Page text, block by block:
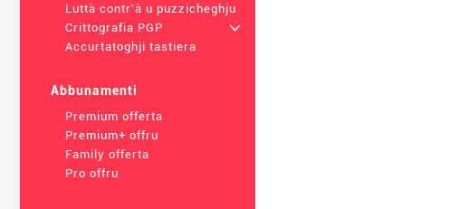
Luttà contr'à u puzzicheghju
Crittografia PGP
+
Accurtatoghji tastiera
Abbunamenti
Premium offerta
Premium+ offru
Family offerta
Pro offru